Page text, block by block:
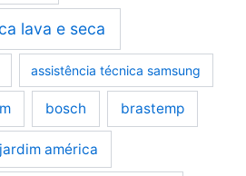
lava e seca
assistência técnica samsung
bosch brastemp
américa